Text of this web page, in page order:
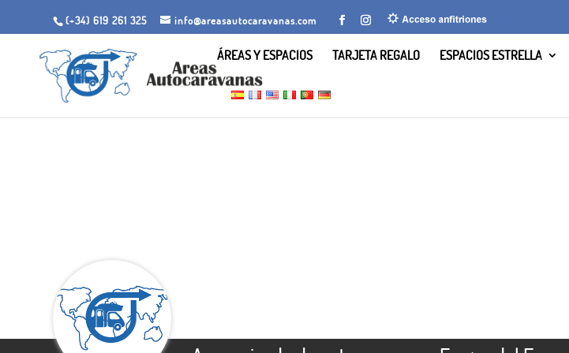
(+34) 619 261 325 info@areasautocaravanas.com
ÁREAS Y ESPACIOS TARJETA REGALO ESPACIOS ESTRELLA